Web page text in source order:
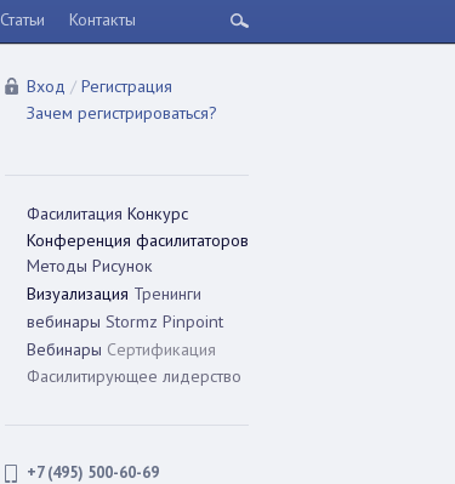
Статьи Контакты
Вход / Регистрация
Зачем регистрироваться?
Фасилитация Конкурс
Конференция фасилитаторов
Методы Рисунок
Визуализация Тренинги
вебинары Stormz Pinpoint
Вебинары Сертификация
Фасилитирующее лидерство
+7 (495) 500-60-69